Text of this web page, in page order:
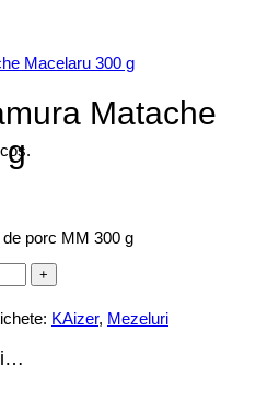
Matache
g
porc MM 300 g
KAizer, Mezeluri